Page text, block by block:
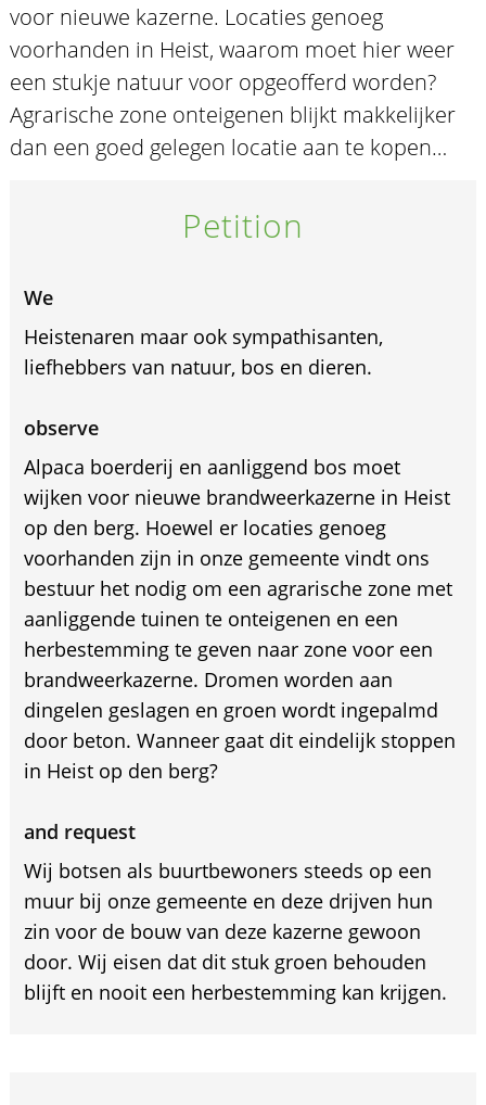
voor nieuwe kazerne. Locaties genoeg
voorhanden in Heist, waarom moet hier weer
een stukje natuur voor opgeofferd worden?
Agrarische zone onteigenen blijkt makkelijker
dan een goed gelegen locatie aan te kopen…
Petition
We
Heistenaren maar ook sympathisanten,
liefhebbers van natuur, bos en dieren.
observe
Alpaca boerderij en aanliggend bos moet
wijken voor nieuwe brandweerkazerne in Heist
op den berg. Hoewel er locaties genoeg
voorhanden zijn in onze gemeente vindt ons
bestuur het nodig om een agrarische zone met
aanliggende tuinen te onteigenen en een
herbestemming te geven naar zone voor een
brandweerkazerne. Dromen worden aan
dingelen geslagen en groen wordt ingepalmd
door beton. Wanneer gaat dit eindelijk stoppen
in Heist op den berg?
and request
Wij botsen als buurtbewoners steeds op een
muur bij onze gemeente en deze drijven hun
zin voor de bouw van deze kazerne gewoon
door. Wij eisen dat dit stuk groen behouden
blijft en nooit een herbestemming kan krijgen.